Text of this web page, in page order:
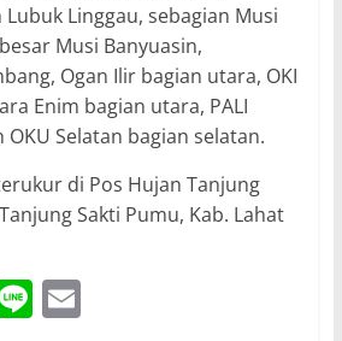
Linggau, sebagian Musi
Musi Banyuasin,
Ogan Ilir bagian utara, OKI
Enim bagian utara, PALI
Selatan bagian selatan.
di Pos Hujan Tanjung
Sakti Pumu, Kab. Lahat
Li E